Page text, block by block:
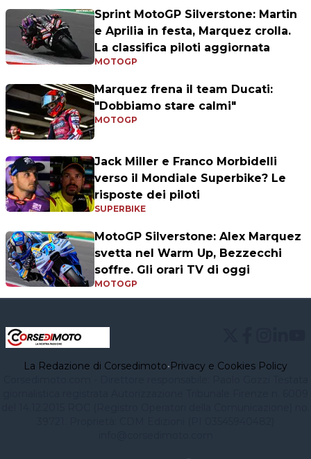
Sprint MotoGP Silverstone: Martin
e Aprilia in festa, Marquez crolla.
La classifica piloti aggiornata
MOTOGP
Marquez frena il team Ducati:
"Dobbiamo stare calmi"
MOTOGP
Jack Miller e Franco Morbidelli
verso il Mondiale Superbike? Le
risposte dei piloti
SUPERBIKE
MotoGP Silverstone: Alex Marquez
svetta nel Warm Up, Bezzecchi
soffre. Gli orari TV di oggi
MOTOGP
La Redazione di Corsedimoto•Privacy e Cookies Policy